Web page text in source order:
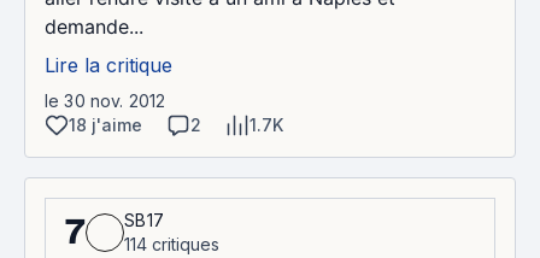
demande...
Lire la critique
le 30 nov. 2012
18 j'aime
2 1.7K
7
SB17
114 critiques